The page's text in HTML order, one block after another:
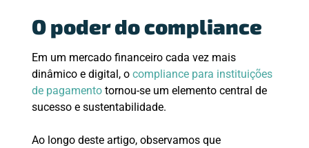
O poder do compliance
Em um mercado financeiro cada vez mais
dinâmico e digital, o compliance para instituições
de pagamentotornou-se um elemento central de
sucesso e sustentabilidade.
Ao longo deste artigo, observamos que